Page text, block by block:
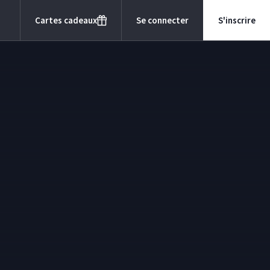
Cartes cadeaux Se connecter S'inscrire